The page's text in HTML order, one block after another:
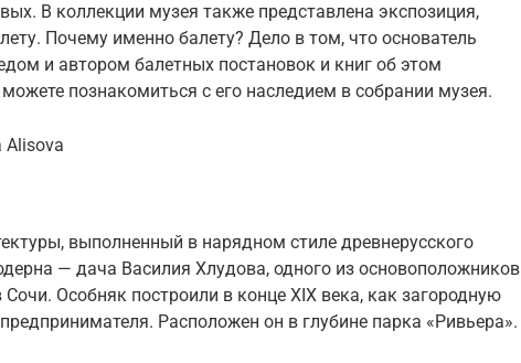
В коллекции музея также представлена экспозиция,
Почему именно балету? Дело в том, что основатель
и автором балетных постановок и книг об этом
познакомиться с его наследием в собрании музея.
выполненный в нарядном стиле древнерусского
— дача Василия Хлудова, одного из основоположников
Сочи. Особняк построили в конце XIX века, как загородную
Расположен он в глубине парка «Ривьера».